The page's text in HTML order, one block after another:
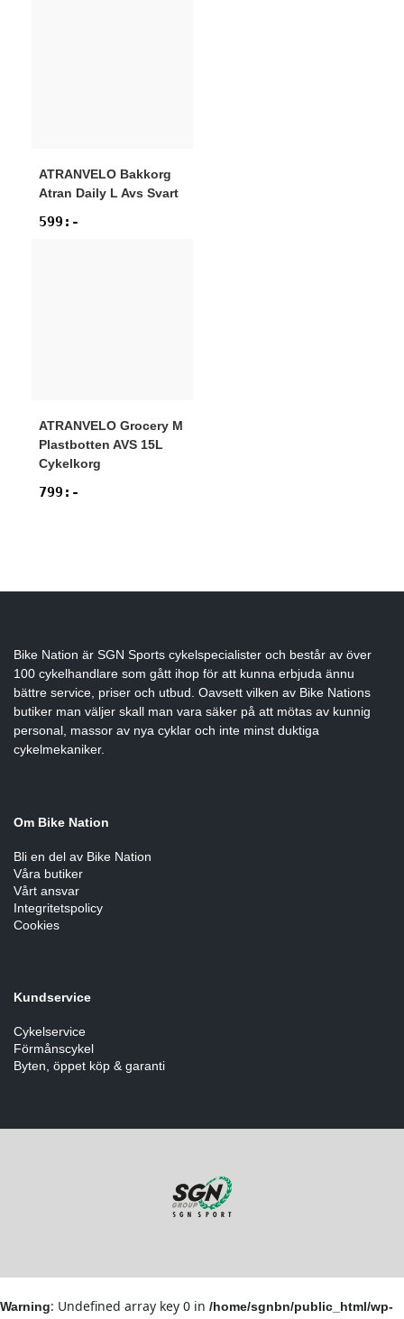
ATRANVELO Bakkorg
Atran Daily L Avs Svart
599 :-
ATRANVELO Grocery M
Plastbotten AVS 15L
Cykelkorg
799 :-
Bike Nation är SGN Sports cykelspecialister och består av över
100 cykelhandlare som gått ihop för att kunna erbjuda ännu
bättre service, priser och utbud. Oavsett vilken av Bike Nations
butiker man väljer skall man vara säker på att mötas av kunnig
personal, massor av nya cyklar och inte minst duktiga
cykelmekaniker.
Om Bike Nation
Bli en del av Bike Nation
Våra butiker
Vårt ansvar
Integritetspolicy
Cookies
Kundservice
Cykelservice
Förmånscykel
Byten, öppet köp & garanti
Warning: Undefined array key 0 in /home/sgnbn/public_html/wp-